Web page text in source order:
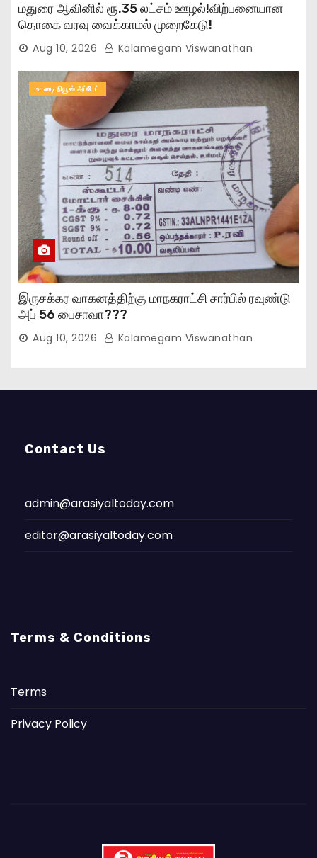
மதுரை ஆவினில் ரூ.35 லட்சம் ஊழல்!விற்பனையான
தொகை வரவு வைக்காமல் முறைகேடு!
Aug 10, 2026 Kalamegam Viswanathan
உடனடி நியூஸ் அப்டேட்
இருசக்கர வாகனத்திற்கு மாநகராட்சி சார்பில் ரவுண்டு
அப் 56 பைசாவா???
Aug 10, 2026 Kalamegam Viswanathan
Contact Us
admin@arasiyaltoday.com
editor@arasiyaltoday.com
Terms & Conditions
Terms
Privacy Policy